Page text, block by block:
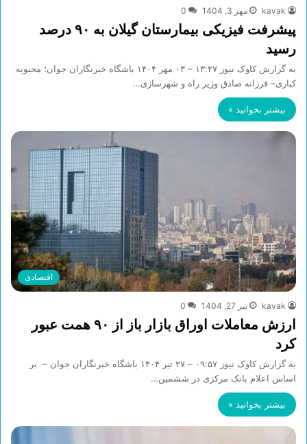
kavak مهر 3, 1404 0
پیشرفت فیزیکی بیمارستان گیلان به ۹۰ درصد
رسید
به گزارش کاوک نیوز ۱۳:۲۷ – ۰۳ مهر ۱۴۰۴ باشگاه خبرنگاران جوان؛ محبوبه
کباری– فرزانه صادق وزیر راه و شهرسازی…
بیشتر بخوانید »
اقتصادی
kavak تیر 27, 1404 0
ارزش معاملات اوراق بازار باز از ۹۰ همت عبور
کرد
به گزارش کاوک نیوز ۰۹:۵۷ – ۲۷ تير ۱۴۰۴ باشگاه خبرنگاران جوان – بر
اساس اعلام بانک مرکزی در ششمین…
بیشتر بخوانید »